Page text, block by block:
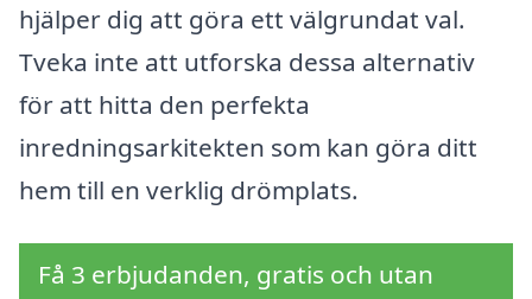
hjälper dig att göra ett välgrundat val.
Tveka inte att utforska dessa alternativ
för att hitta den perfekta
inredningsarkitekten som kan göra ditt
hem till en verklig drömplats.
Få 3 erbjudanden, gratis och utan